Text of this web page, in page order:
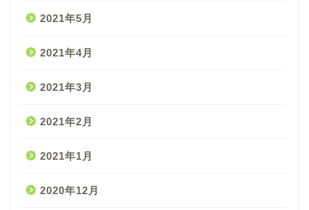
2021年5月
2021年4月
2021年3月
2021年2月
2021年1月
2020年12月